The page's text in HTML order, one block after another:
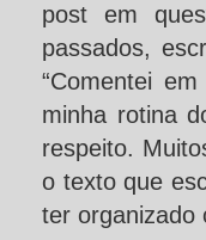
post em
passados,
“Comentei
minha rotina
respeito.
o texto que
ter organizado